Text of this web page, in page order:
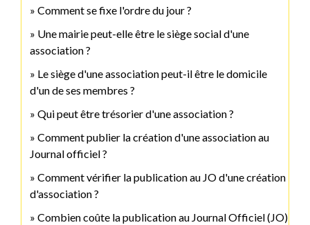
Comment se fixe l'ordre du jour ?
Une mairie peut-elle être le siège social d'une
association ?
Le siège d'une association peut-il être le domicile
d'un de ses membres ?
Qui peut être trésorier d'une association ?
Comment publier la création d'une association au
Journal officiel ?
Comment vérifier la publication au JO d'une création
d'association ?
Combien coûte la publication au Journal Officiel (JO)